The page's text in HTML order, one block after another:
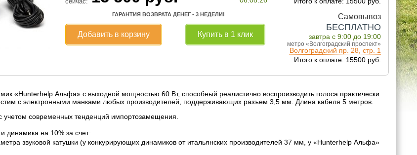
Самовывоз
БЕСПЛАТНО
завтра с 9:00 до 19:00
метро «Волгоградский проспект»
Волгоградский пр. 28, стр. 1
Итого к оплате: 15500 руб.
ГАРАНТИЯ ВОЗВРАТА ДЕНЕГ - 3 НЕДЕЛИ!
Добавить в корзину Купить в 1 клик
«Hunterhelp Альфа» с выходной мощностью 60 Вт, способный реалистично воспроизводить голоса практически
с электронными манками любых производителей, поддерживающих разъем 3,5 мм. Длина кабеля 5 метров.
учетом современных тенденций импортозамещения.
динамика на 10% за счет:
звуковой катушки (у конкурирующих динамиков от итальянских производителей 37 мм, у «Hunterhelp Альфа»